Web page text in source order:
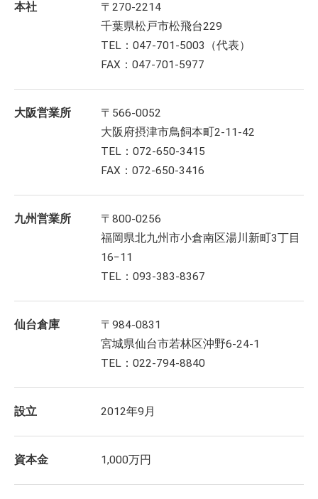
本社
〒270-2214
千葉県松戸市松飛台229
TEL：047-701-5003（代表）
FAX：047-701-5977
大阪営業所
〒566-0052
大阪府摂津市鳥飼本町2-11-42
TEL：072-650-3415
FAX：072-650-3416
九州営業所
〒800-0256
福岡県北九州市小倉南区湯川新町3丁目
16−11
TEL：093-383-8367
仙台倉庫
〒984-0831
宮城県仙台市若林区沖野6-24-1
TEL：022-794-8840
設立 2012年9月
資本金 1,000万円